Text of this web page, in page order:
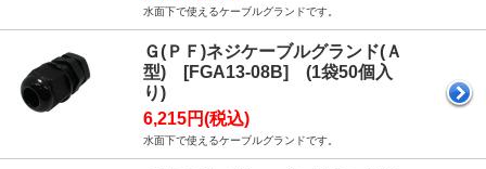
水面下で使えるケーブルグランドです。
Ｇ(ＰＦ)ネジケーブルグランド(Ａ
型) [FGA13-08B] (1袋50個入
り)
6,215円(税込)
水面下で使えるケーブルグランドです。